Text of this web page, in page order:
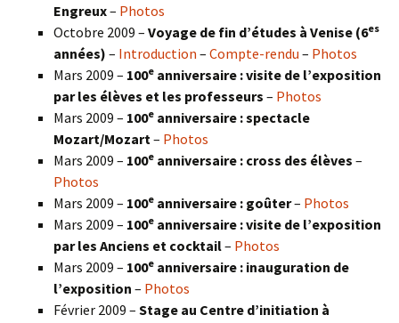
Engreux– Photos
Octobre 2009 – Voyage de fin d’études à Venise (6es
années) – Introduction – Compte-rendu – Photos
Mars 2009 – 100e anniversaire : visite de l’exposition
par les élèves et les professeurs – Photos
Mars 2009 – 100e anniversaire : spectacle
Mozart/Mozart – Photos
Mars 2009 – 100e anniversaire : cross des élèves –
Photos
Mars 2009 – 100e anniversaire : goûter– Photos
Mars 2009 – 100e anniversaire : visite de l’exposition
par les Anciens et cocktail– Photos
Mars 2009 – 100e anniversaire : inauguration de
l’exposition – Photos
Février 2009 – Stage au Centre d’initiation à